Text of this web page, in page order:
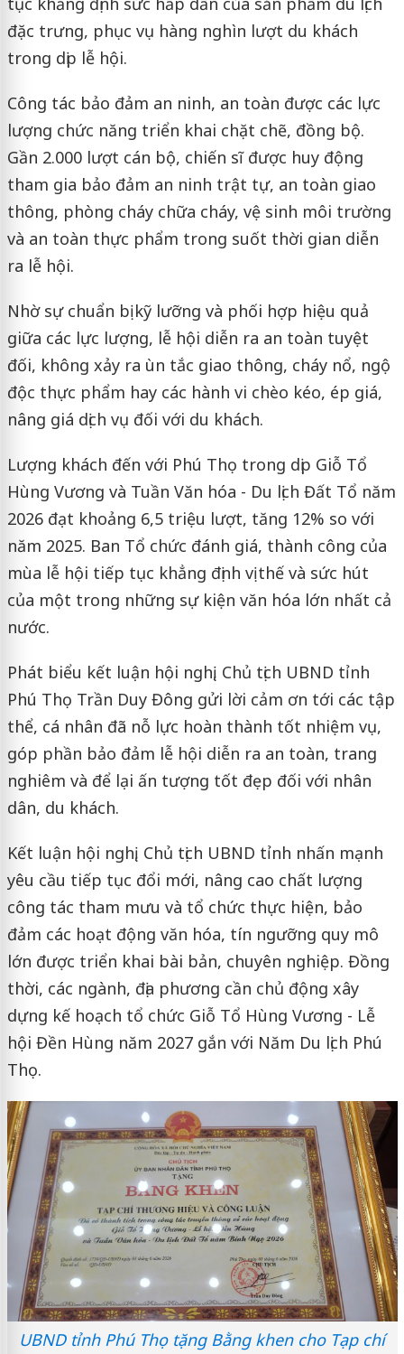
đặc trưng, phục vụ hàng nghìn lượt du khách
trong dịp lễ hội.
Công tác bảo đảm an ninh, an toàn được các lực
lượng chức năng triển khai chặt chẽ, đồng bộ.
Gần 2.000 lượt cán bộ, chiến sĩ được huy động
tham gia bảo đảm an ninh trật tự, an toàn giao
thông, phòng cháy chữa cháy, vệ sinh môi trường
và an toàn thực phẩm trong suốt thời gian diễn
ra lễ hội.
Nhờ sự chuẩn bị kỹ lưỡng và phối hợp hiệu quả
giữa các lực lượng, lễ hội diễn ra an toàn tuyệt
đối, không xảy ra ùn tắc giao thông, cháy nổ, ngộ
độc thực phẩm hay các hành vi chèo kéo, ép giá,
nâng giá dịch vụ đối với du khách.
Lượng khách đến với Phú Thọ trong dịp Giỗ Tổ
Hùng Vương và Tuần Văn hóa - Du lịch Đất Tổ năm
2026 đạt khoảng 6,5 triệu lượt, tăng 12% so với
năm 2025. Ban Tổ chức đánh giá, thành công của
mùa lễ hội tiếp tục khẳng định vị thế và sức hút
của một trong những sự kiện văn hóa lớn nhất cả
nước.
Phát biểu kết luận hội nghị, Chủ tịch UBND tỉnh
Phú Thọ Trần Duy Đông gửi lời cảm ơn tới các tập
thể, cá nhân đã nỗ lực hoàn thành tốt nhiệm vụ,
góp phần bảo đảm lễ hội diễn ra an toàn, trang
nghiêm và để lại ấn tượng tốt đẹp đối với nhân
dân, du khách.
Kết luận hội nghị, Chủ tịch UBND tỉnh nhấn mạnh
yêu cầu tiếp tục đổi mới, nâng cao chất lượng
công tác tham mưu và tổ chức thực hiện, bảo
đảm các hoạt động văn hóa, tín ngưỡng quy mô
lớn được triển khai bài bản, chuyên nghiệp. Đồng
thời, các ngành, địa phương cần chủ động xây
dựng kế hoạch tổ chức Giỗ Tổ Hùng Vương - Lễ
hội Đền Hùng năm 2027 gắn với Năm Du lịch Phú
Thọ.
UBND tỉnh Phú Thọ tặng Bằng khen cho Tạp chí